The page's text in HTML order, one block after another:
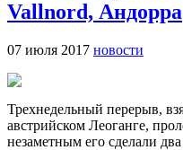
Vallnord, Андорра
07 июля 2017 новости
Трехнедельный перерыв,
австрийском Леоганге,
незаметным его сделали